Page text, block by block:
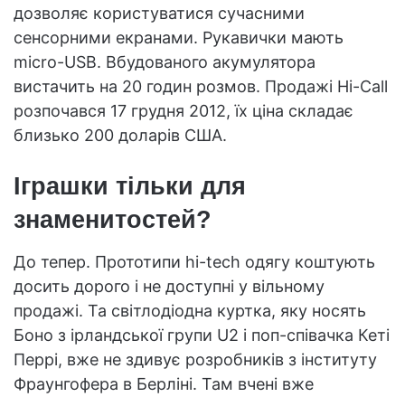
дозволяє користуватися сучасними
сенсорними екранами. Рукавички мають
micro-USB. Вбудованого акумулятора
вистачить на 20 годин розмов. Продажі Hi-Call
розпочався 17 грудня 2012, їх ціна складає
близько 200 доларів США.
Іграшки тільки для
знаменитостей?
До тепер. Прототипи hi-tech одягу коштують
досить дорого і не доступні у вільному
продажі. Та світлодіодна куртка, яку носять
Боно з ірландської групи U2 і поп-співачка Кеті
Перрі, вже не здивує розробників з інституту
Фраунгофера в Берліні. Там вчені вже